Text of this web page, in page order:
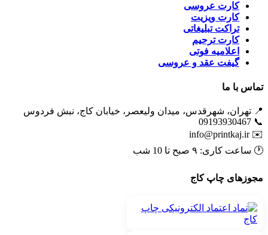
کارت عروسی
کارت ویزیت
تراکت تبلیغاتی
کارت ترحیم
اعلامیه فوتی
گیفت عقد و عروسی
تماس با ما
📍 تهران، شهرقدس، میدان ولیعصر، خیابان کاج، نبش فردوس
📞 09193930467
✉️
info@printkaj.ir
🕐 ساعت کاری: ۹ صبح تا 10 شب
مجوزهای چاپ کاج